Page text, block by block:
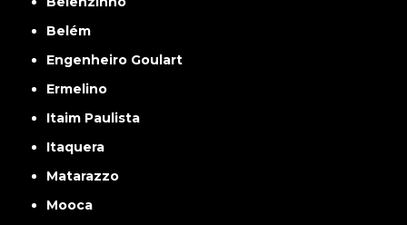
Belém
Engenheiro Goulart
Ermelino
Itaim Paulista
Itaquera
Matarazzo
Mooca